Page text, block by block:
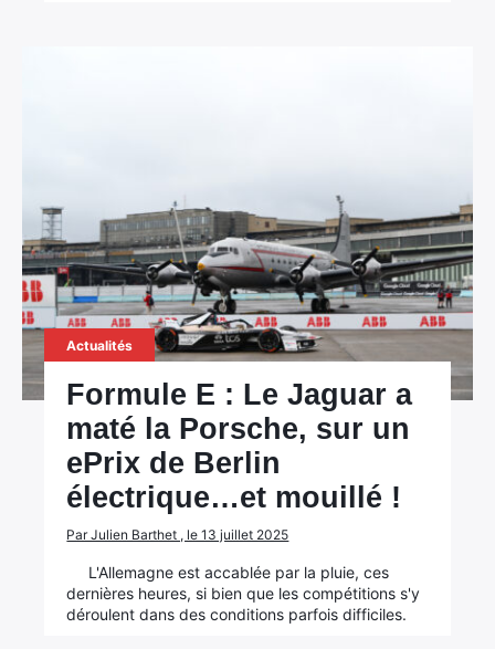
Actualités
Formule E : Le Jaguar a
maté la Porsche, sur un
ePrix de Berlin
électrique…et mouillé !
Par Julien Barthet , le 13 juillet 2025
L'Allemagne est accablée par la pluie, ces
dernières heures, si bien que les compétitions s'y
déroulent dans des conditions parfois difficiles.